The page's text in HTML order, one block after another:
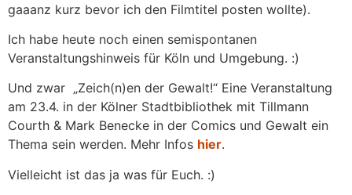
gaaanz kurz bevor ich den Filmtitel posten wollte).
Ich habe heute noch einen semispontanen
Veranstaltungshinweis für Köln und Umgebung. :)
Und zwar „Zeich(n)en der Gewalt!“ Eine Veranstaltung
am 23.4. in der Kölner Stadtbibliothek mit Tillmann
Courth & Mark Benecke in der Comics und Gewalt ein
Thema sein werden. Mehr Infos hier.
Vielleicht ist das ja was für Euch. :)